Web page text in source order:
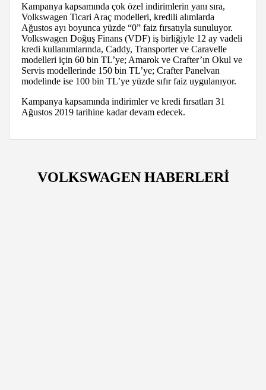
Kampanya kapsamında çok özel indirimlerin yanı sıra,
Volkswagen Ticari Araç modelleri, kredili alımlarda
Ağustos ayı boyunca yüzde “0” faiz fırsatıyla sunuluyor.
Volkswagen Doğuş Finans (VDF) iş birliğiyle 12 ay vadeli
kredi kullanımlarında, Caddy, Transporter ve Caravelle
modelleri için 60 bin TL’ye; Amarok ve Crafter’ın Okul ve
Servis modellerinde 150 bin TL’ye; Crafter Panelvan
modelinde ise 100 bin TL’ye yüzde sıfır faiz uygulanıyor.
Kampanya kapsamında indirimler ve kredi fırsatları 31
Ağustos 2019 tarihine kadar devam edecek.
VOLKSWAGEN HABERLERİ